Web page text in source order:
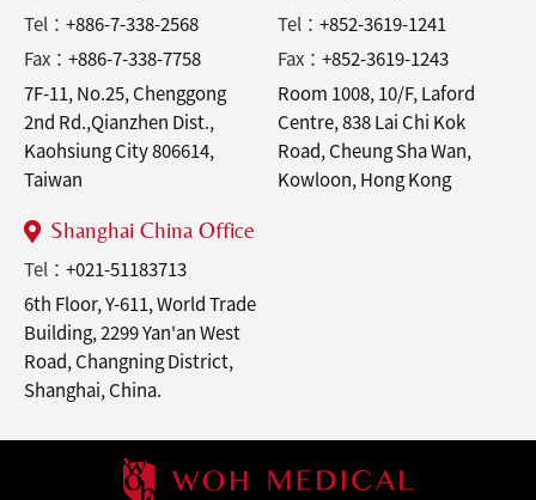
Tel： +886-7-338-2568
Fax： +886-7-338-7758
7F-11, No.25, Chenggong
2nd Rd.,Qianzhen Dist.,
Kaohsiung City 806614,
Taiwan
Tel： +852-3619-1241
Fax： +852-3619-1243
Room 1008, 10/F, Laford
Centre, 838 Lai Chi Kok
Road, Cheung Sha Wan,
Kowloon, Hong Kong
Shanghai China Office
Tel： +021-51183713
6th Floor, Y-611, World Trade
Building, 2299 Yan'an West
Road, Changning District,
Shanghai, China.